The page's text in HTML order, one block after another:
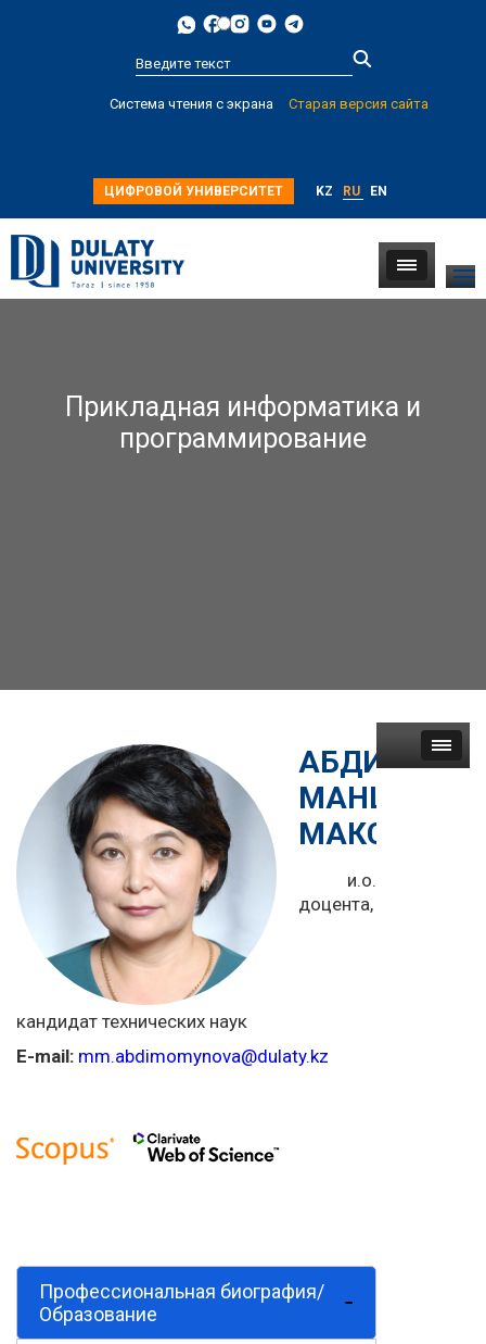
more
Система чтения с экрана Старая версия сайта
ЦИФРОВОЙ УНИВЕРСИТЕТ KZ RU EN
Прикладная информатика и
программирование
МАНШУК
и.о.
доцента,
кандидат технических наук
E-mail: mm.abdimomynova@dulaty.kz
Профессиональная биография/
Образование